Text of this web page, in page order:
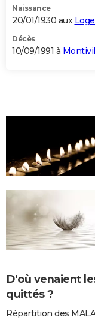
Naissance
20/01/1930 aux
Décès
10/09/1991 à
D'où venaient
quittés ?
Répartition des